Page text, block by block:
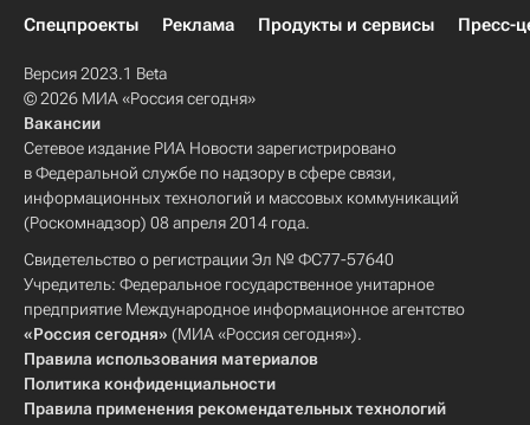
Спецпроекты
Реклама Продукты и сервисы Пресс-
Версия 2023.1 Beta
© 2026 МИА «Россия сегодня»
Вакансии
Сетевое издание РИА Новости зарегистрировано
в Федеральной службе по надзору в сфере связи,
информационных технологий и массовых коммуникаций
(Роскомнадзор) 08 апреля 2014 года.
Свидетельство о регистрации Эл № ФС77-57640
Учредитель: Федеральное государственное унитарное
предприятие Международное информационное агентство
«Россия сегодня» (МИА «Россия сегодня»).
Правила использования материалов
Политика конфиденциальности
Правила применения рекомендательных технологий